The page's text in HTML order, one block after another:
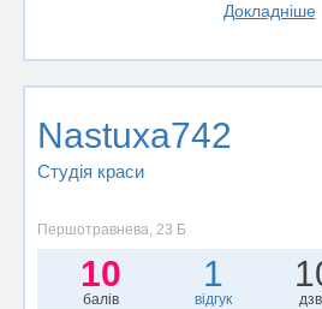
Докладніше
Nastuxa742
Студія краси
Першотравнева, 23 Б
10
балів
1
відгук